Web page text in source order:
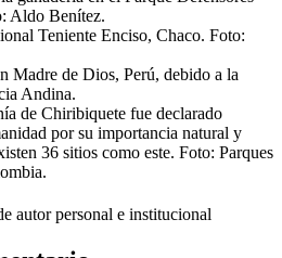
autor personal e institucional